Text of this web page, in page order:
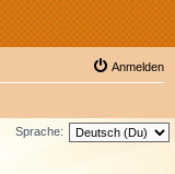
Anmelden
Sprache: